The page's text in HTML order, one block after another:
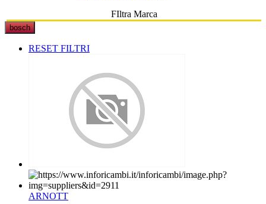
FIltra Marca
bosch
RESET FILTRI
ARNOTT